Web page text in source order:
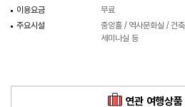
이용요금
무료
주요시설
중앙홀 / 역사문화실 / 건
세미나실 등
연관 여행상품